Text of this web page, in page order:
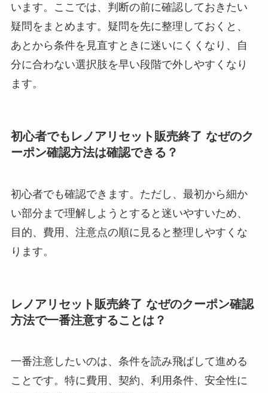
います。ここでは、判断の前に確認しておきたい
疑問をまとめます。疑問を先に整理しておくと、
あとから条件を見直すときに迷いにくくなり、自
分に合わない選択肢を早い段階で外しやすくなり
ます。
初心者でもレノアリセット販売終了 なぜのク
ーポン確認方法は確認できる？
初心者でも確認できます。ただし、最初から細か
い部分まで理解しようとすると迷いやすいため、
目的、費用、注意点の順に見ると整理しやすくな
ります。
レノアリセット販売終了 なぜのクーポン確認
方法で一番注意することは？
一番注意したいのは、条件を読み飛ばして進める
ことです。特に費用、契約、利用条件、安全性に